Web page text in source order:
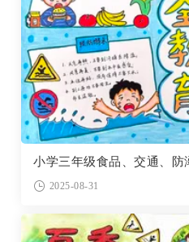
小学三年级食品、交通、防
2025-08-31